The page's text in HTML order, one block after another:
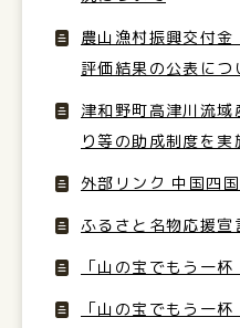
農山漁村振興交付
評価結果の公表につ
津和野町高津川流域
り等の助成制度を実
外部リンク 中国四
ふるさと名物応援宣
「山の宝でもう一
「山の宝でもう一